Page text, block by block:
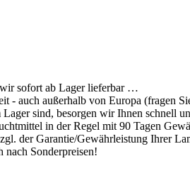
sofort ab Lager lieferbar …
- auch außerhalb von Europa (fragen
sind, besorgen wir Ihnen schnell
in der Regel mit 90 Tagen
der Garantie/Gewährleistung Ihrer
nach Sonderpreisen!